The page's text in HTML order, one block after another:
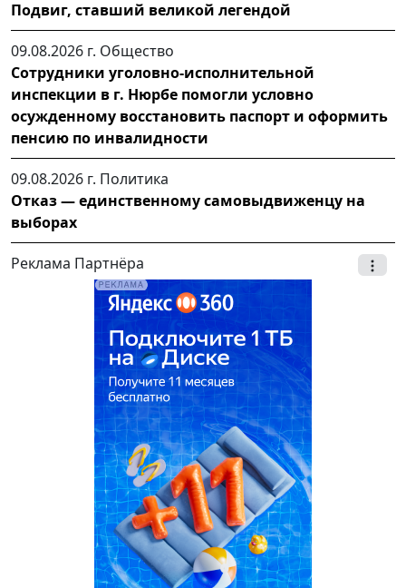
Подвиг, ставший великой легендой
09.08.2026 г. Общество
Сотрудники уголовно-исполнительной
инспекции в г. Нюрбе помогли условно
осужденному восстановить паспорт и оформить
пенсию по инвалидности
09.08.2026 г. Политика
Отказ — единственному самовыдвиженцу на
выборах
Реклама Партнёра